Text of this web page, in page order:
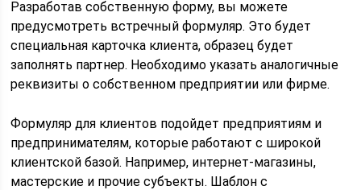
Разработав собственную форму, вы можете
предусмотреть встречный формуляр. Это будет
специальная карточка клиента, образец будет
заполнять партнер. Необходимо указать аналогичные
реквизиты о собственном предприятии или фирме.
Формуляр для клиентов подойдет предприятиям и
предпринимателям, которые работают с широкой
клиентской базой. Например, интернет-магазины,
мастерские и прочие субъекты. Шаблон с